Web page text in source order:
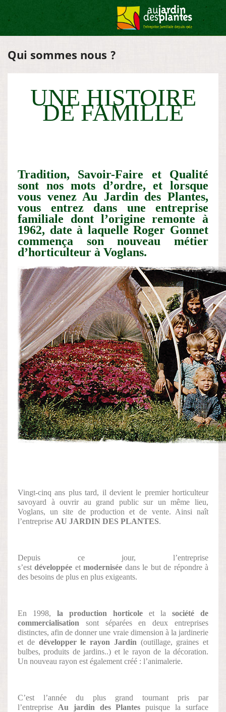
Qui sommes nous ?
UNE HISTOIRE
DE FAMILLE
Tradition, Savoir-Faire et Qualité
sont nos mots d’ordre, et lorsque
vous venez Au Jardin des Plantes,
vous entrez dans une entreprise
familiale dont l’origine remonte à
1962, date à laquelle Roger Gonnet
commença son nouveau métier
d’horticulteur à Voglans.
Vingt-cinq ans plus tard, il devient le premier horticulteur
savoyard à ouvrir au grand public sur un même lieu,
Voglans, un site de production et de vente. Ainsi naît
l’entreprise AU JARDIN DES PLANTES.
Depuis ce jour, l’entreprise
s’estdéveloppée etmodernisée dans le but de répondre à
des besoins de plus en plus exigeants.
En 1998, la production horticole et la société de
commercialisation sont séparées en deux entreprises
distinctes, afin de donner une vraie dimension à la jardinerie
et de développer le rayon Jardin (outillage, graines et
bulbes, produits de jardins..) et le rayon de la décoration.
Un nouveau rayon est également créé : l’animalerie.
C’est l’année du plus grand tournant pris par
l’entreprise Au jardin des Plantes puisque la surface